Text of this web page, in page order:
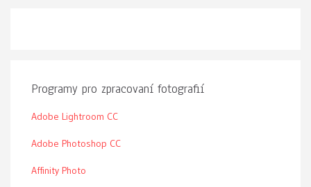
Programy pro zpracovaní fotografií
Adobe Lightroom CC
Adobe Photoshop CC
Affinity Photo